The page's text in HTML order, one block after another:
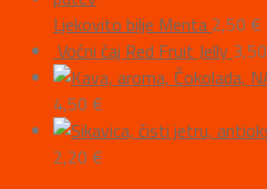
Ljekovito bilje Menta 2,50 €
Voćni čaj Red Fruit Jelly 3,50
4,50 €
2,20 €